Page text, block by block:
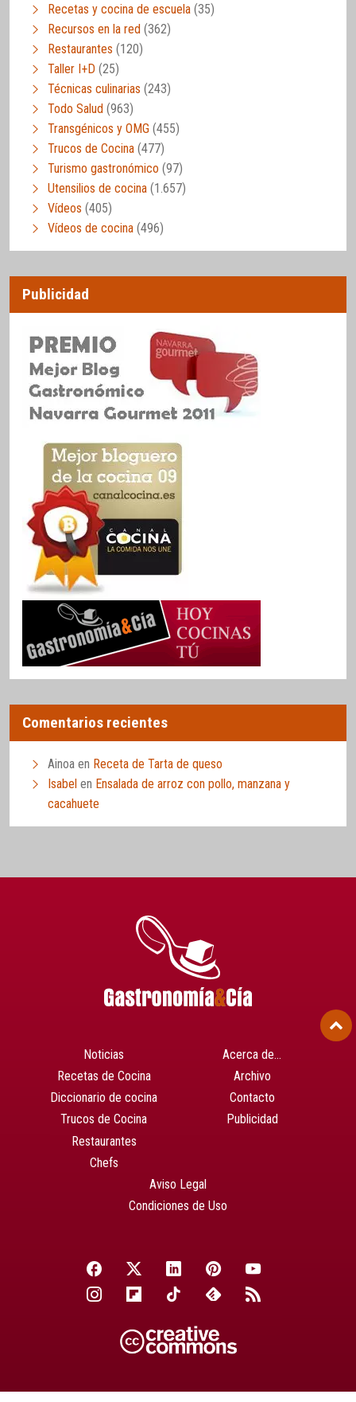
Recetas y cocina de escuela (35)
Recursos en la red (362)
Restaurantes (120)
Taller I+D (25)
Técnicas culinarias (243)
Todo Salud (963)
Transgénicos y OMG (455)
Trucos de Cocina (477)
Turismo gastronómico (97)
Utensilios de cocina (1.657)
Vídeos (405)
Vídeos de cocina (496)
Publicidad
Comentarios recientes
Ainoa en Receta de Tarta de queso
Isabel en Ensalada de arroz con pollo, manzana y
cacahuete
Noticias
Recetas de Cocina
Diccionario de cocina
Trucos de Cocina
Restaurantes
Chefs
Acerca de…
Archivo
Contacto
Publicidad
Aviso Legal
Condiciones de Uso